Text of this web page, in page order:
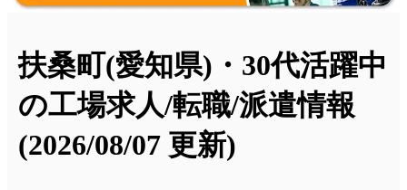
扶桑町(愛知県)・30代活躍中
の工場求人/転職/派遣情報
(2026/08/07 更新)